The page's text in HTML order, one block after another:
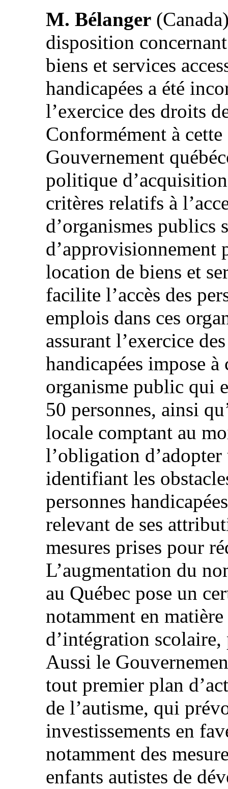
M. Bélanger
disposition
biens et services
handicapées a été
l’exercice des droits
Conformément à
Gouvernement
politique
critères relatifs à
d’organismes publics
d’approvisionnement
location de biens et
facilite l’accès des
emplois dans ces
assurant l’exercice
handicapées impose
organisme public qui
50 personnes, ainsi
locale comptant au
l’obligation
identifiant les
personnes
relevant de ses
mesures prises pour
L’augmentation du
au Québec pose un
notamment en
d’intégration
Aussi le
tout premier plan
de l’autisme, qui
investissements en
notamment des
enfants autistes de